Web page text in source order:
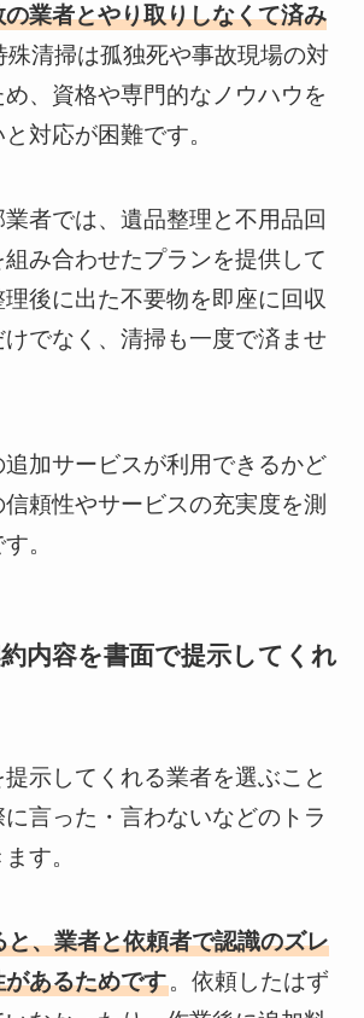
業者とやり取りしなくて済み
殊清掃は孤独死や事故現場の対
、資格や専門的なノウハウを
対応が困難です。
者では、遺品整理と不用品回
み合わせたプランを提供して
後に出た不要物を即座に回収
けでなく、清掃も一度で済ませ
加サービスが利用できるかど
頼性やサービスの充実度を測
。
内容を書面で提示してくれ
示してくれる業者を選ぶこと
言った・言わないなどのトラ
す。
と、業者と依頼者で認識のズレ
あるためです。依頼したはず